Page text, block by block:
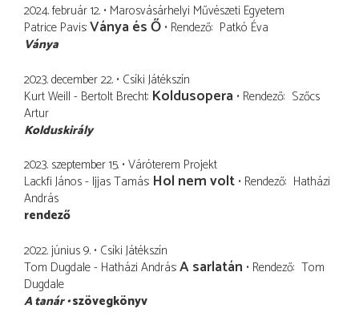
2024. február 12. Marosvásárhelyi Művészeti Egyetem
Patrice Pavis Ványa és Ő Rendező Patkó Éva
Ványa
2023. december 22. Csíki Játékszín
Kurt Weill - Bertolt Brecht Koldusopera Rendező Szőcs
Artur
Kolduskirály
2023. szeptember 15. Váróterem Projekt
Lackfi János - Ijjas Tamás Hol nem volt Rendező Hatházi
András
rendező
2022. június 9. Csíki Játékszín
Tom Dugdale - Hatházi András A sarlatán Rendező Tom
Dugdale
A tanár szövegkönyv